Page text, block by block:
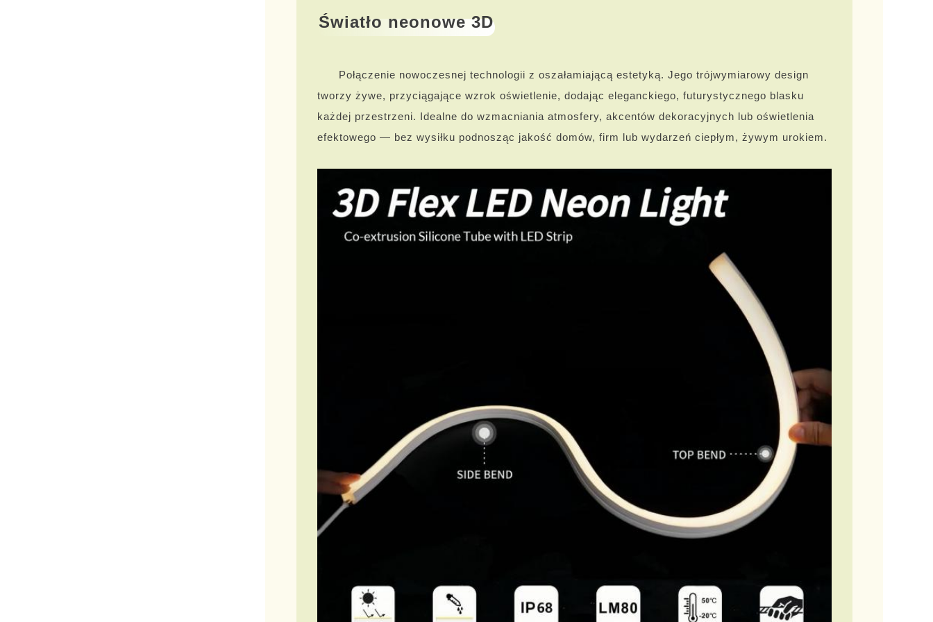
Światło neonowe 3D
Połączenie nowoczesnej technologii z oszałamiającą estetyką. Jego trójwymiarowy design
tworzy żywe, przyciągające wzrok oświetlenie, dodając eleganckiego, futurystycznego blasku
każdej przestrzeni. Idealne do wzmacniania atmosfery, akcentów dekoracyjnych lub oświetlenia
efektowego — bez wysiłku podnosząc jakość domów, firm lub wydarzeń ciepłym, żywym urokiem.